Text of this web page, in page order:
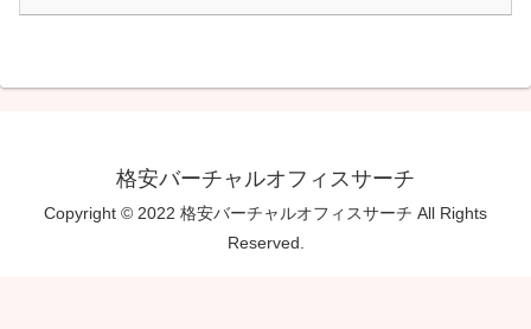
格安バーチャルオフィスサーチ
Copyright © 2022 格安バーチャルオフィスサーチ All Rights
Reserved.